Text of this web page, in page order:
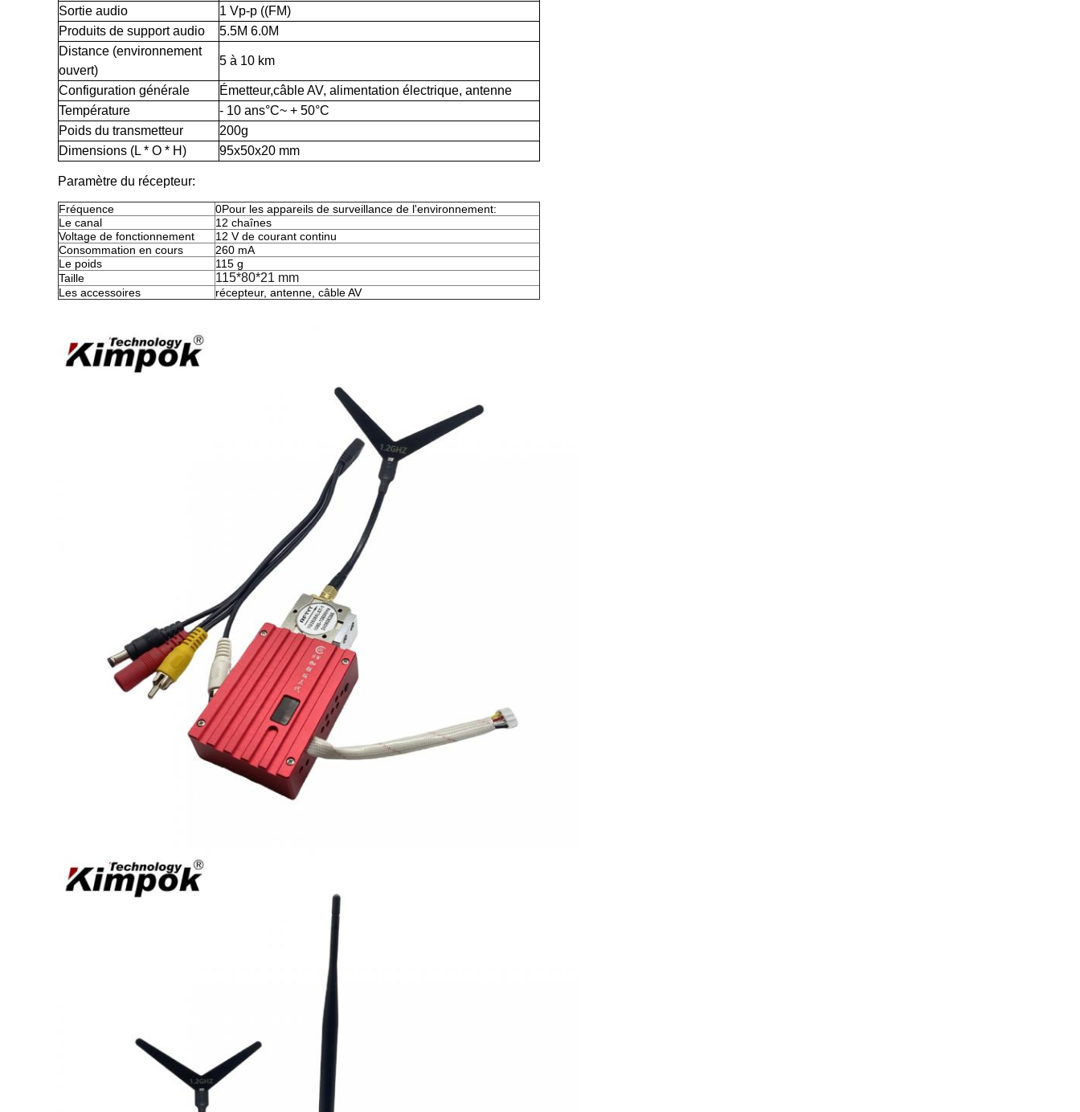
Sortie audio
1 Vp-p ((FM)
Produits de support audio
5.5M 6.0M
Distance (environnement
ouvert)
5 à 10 km
Configuration générale Émetteur,câble AV, alimentation électrique, antenne
Température
- 10 ans°C~ + 50°C
Poids du transmetteur
200g
Dimensions (L * O * H)
95x50x20 mm
Paramètre du récepteur:
Fréquence
0Pour les appareils de surveillance de l'environnement:
Le canal
12 chaînes
Voltage de fonctionnement
12 V de courant continu
Consommation en cours
260 mA
Le poids
115 g
Taille
115*80*21 mm
Les accessoires récepteur, antenne, câble AV